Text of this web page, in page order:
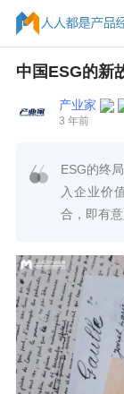
中国ESG的新
产业家
3 年前
ESG的终
入企业价
合，即有